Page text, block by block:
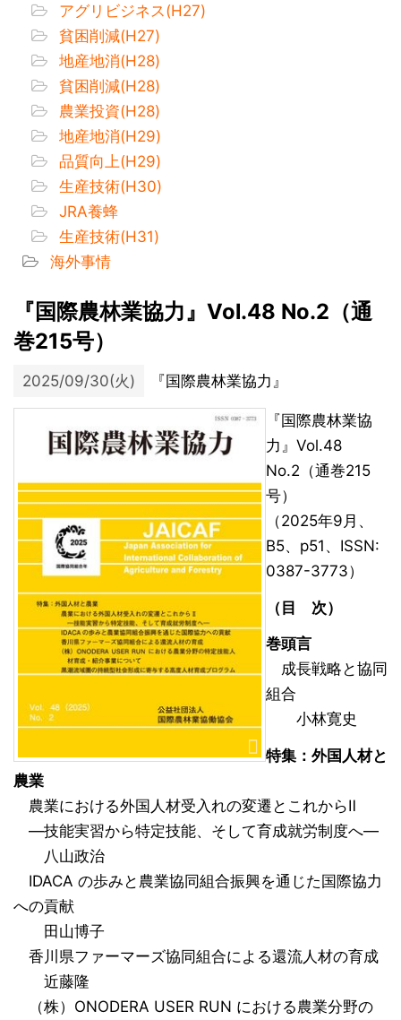
アグリビジネス(H27)
貧困削減(H27)
地産地消(H28)
貧困削減(H28)
農業投資(H28)
地産地消(H29)
品質向上(H29)
生産技術(H30)
JRA養蜂
生産技術(H31)
海外事情
『国際農林業協力』Vol.48 No.2（通
巻215号）
2025/09/30(火) 『国際農林業協力』
『国際農林業協
力』Vol.48
No.2（通巻215
号）
（2025年9月、
B5、p51、ISSN:
0387-3773）
（目 次）
巻頭言
成長戦略と協同
組合
小林寛史
特集：外国人材と
農業
農業における外国人材受入れの変遷とこれからⅡ
―技能実習から特定技能、そして育成就労制度へ―
八山政治
IDACA の歩みと農業協同組合振興を通じた国際協力
への貢献
田山博子
香川県ファーマーズ協同組合による還流人材の育成
近藤隆
（株）ONODERA USER RUN における農業分野の